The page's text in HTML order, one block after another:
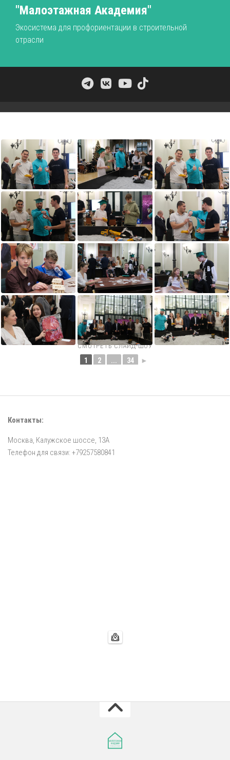
"Малоэтажная Академия"
Экосистема для профориентации в строительной
отрасли
СМОТРЕТЬ СЛАЙД-ШОУ
1 2 ... 34 ►
Контакты:
Москва, Калужское шоссе, 13А
Телефон для связи: +79257580841